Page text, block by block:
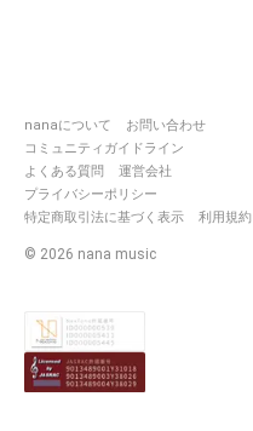
nanaについて
お問い合わせ
コミュニティガイドライン
よくある質問
運営会社
プライバシーポリシー
特定商取引法に基づく表示
利用規約
© 2026 nana music